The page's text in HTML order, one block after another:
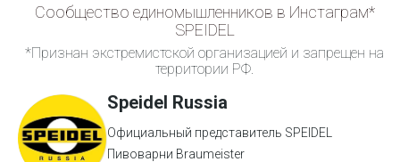
Сообщество единомышленников в Инстаграм*
SPEIDEL
*Признан экстремистской организацией и запрещен на
территории РФ.
Speidel Russia
Официальный представитель SPEIDEL
Пивоварни Braumeister